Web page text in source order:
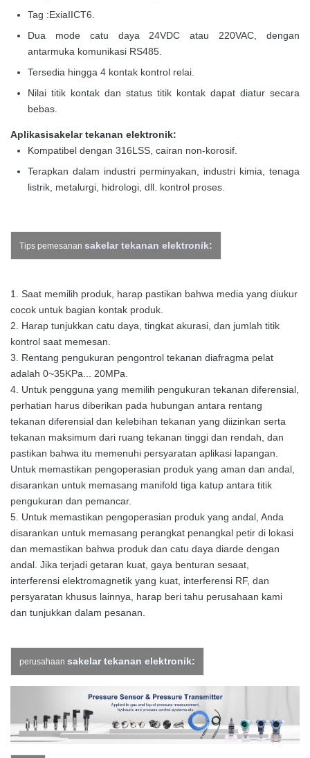
Tag :ExiaIICT6.
Dua mode catu daya 24VDC atau 220VAC, dengan
antarmuka komunikasi RS485.
Tersedia hingga 4 kontak kontrol relai.
Nilai titik kontak dan status titik kontak dapat diatur secara
bebas.​
Aplikasisakelar tekanan elektronik:
Kompatibel dengan 316LSS, cairan non-korosif.
Terapkan dalam industri perminyakan, industri kimia, tenaga
listrik, metalurgi, hidrologi, dll. kontrol proses.
Tips pemesanan sakelar tekanan elektronik:
1. Saat memilih produk, harap pastikan bahwa media yang diukur
cocok untuk bagian kontak produk.
2. Harap tunjukkan catu daya, tingkat akurasi, dan jumlah titik
kontrol saat memesan.
3. Rentang pengukuran pengontrol tekanan diafragma pelat
adalah 0~35KPa... 20MPa.
4. Untuk pengguna yang memilih pengukuran tekanan diferensial,
perhatian harus diberikan pada hubungan antara rentang
tekanan diferensial dan kelebihan tekanan yang diizinkan serta
tekanan maksimum dari ruang tekanan tinggi dan rendah, dan
pastikan bahwa itu memenuhi persyaratan aplikasi lapangan.
Untuk memastikan pengoperasian produk yang aman dan andal,
disarankan untuk memasang manifold tiga katup antara titik
pengukuran dan pemancar.
5. Untuk memastikan pengoperasian produk yang andal, Anda
disarankan untuk memasang perangkat penangkal petir di lokasi
dan memastikan bahwa produk dan catu daya diarde dengan
andal. Jika terjadi getaran kuat, gaya benturan sesaat,
interferensi elektromagnetik yang kuat, interferensi RF, dan
persyaratan khusus lainnya, harap beri tahu perusahaan kami
dan tunjukkan dalam pesanan.
perusahaan sakelar tekanan elektronik: